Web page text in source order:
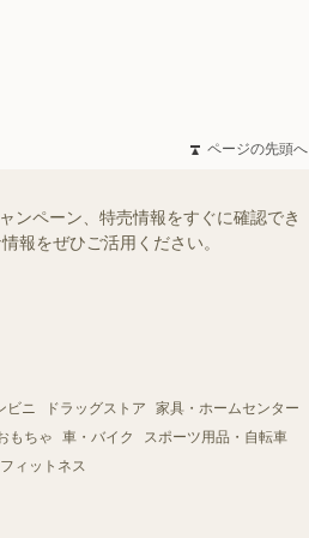
ページの先頭へ
ンペーン、特売情報をすぐに確認でき
報をぜひご活用ください。
ビニ ドラッグストア
家具・ホームセンター
もちゃ
車・バイク
スポーツ用品・自転車
ィットネス